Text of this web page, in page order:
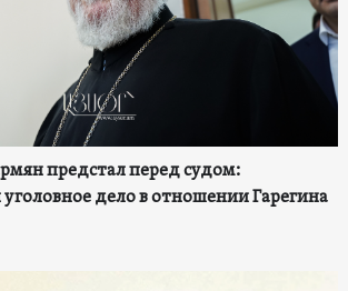
предстал перед судом:
уголовное дело в отношении Гарегина